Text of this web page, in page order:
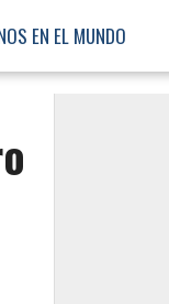
EN EL MUNDO